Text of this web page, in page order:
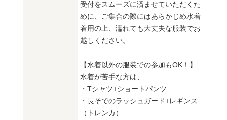
受付をスムーズに済ませていただくた
めに、ご集合の際にはあらかじめ水着
着用の上、濡れても大丈夫な服装でお
越しください。
【水着以外の服装での参加もOK！】
水着が苦手な方は、
・Tシャツ+ショートパンツ
・長そでのラッシュガード+レギンス
（トレンカ）